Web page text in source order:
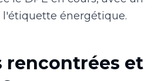
énergétique.
rencontrées et